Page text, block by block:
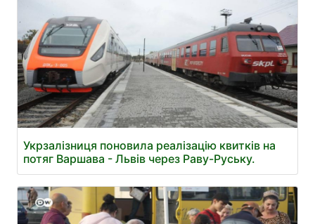
Укрзалізниця поновила реалізацію квитків на
потяг Варшава - Львів через Раву-Руську.